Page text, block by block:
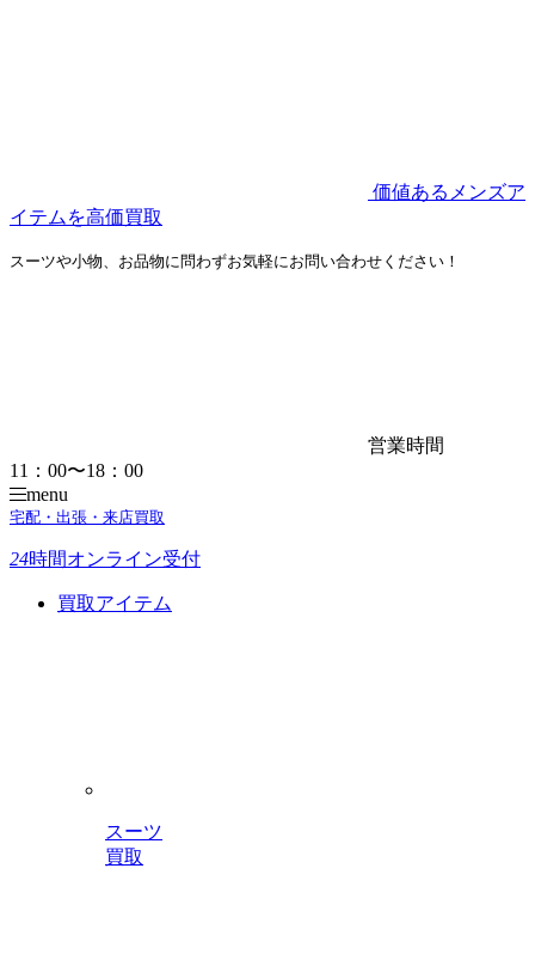
価値あるメンズア
イテムを高価買取
スーツや小物、お品物に問わずお気軽にお問い合わせください！
営業時間
11：00〜18：00
menu
宅配・出張・来店買取
24時間オンライン受付
買取アイテム
スーツ
買取